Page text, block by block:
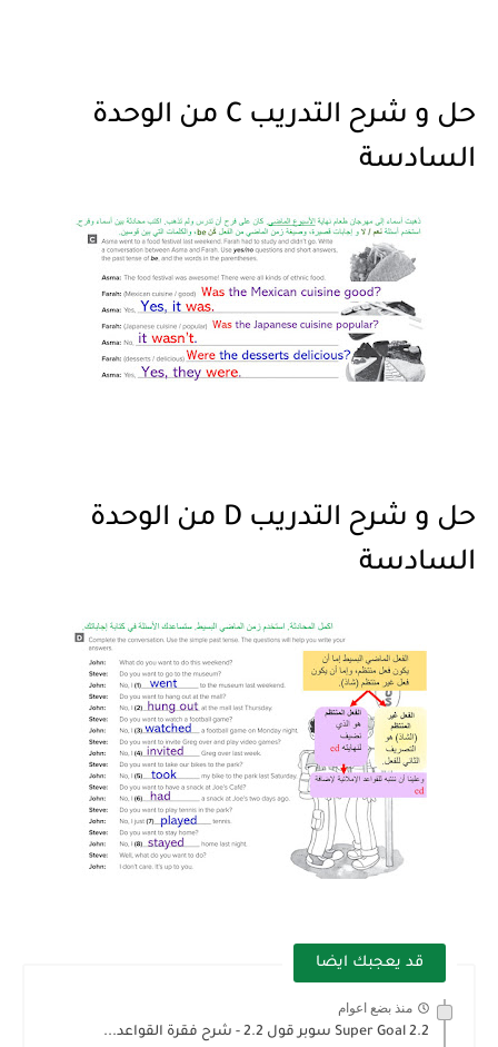
حل و شرح التدريب C من الوحدة
السادسة
حل و شرح التدريب D من الوحدة
السادسة
قد يعجبك ايضا
منذ بضع اعوام
Super Goal 2.2 سوبر قول 2.2 - شرح فقرة القواعد...